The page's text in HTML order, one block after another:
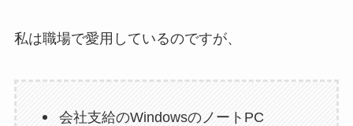
私は職場で愛用しているのですが、
会社支給のWindowsのノートPC